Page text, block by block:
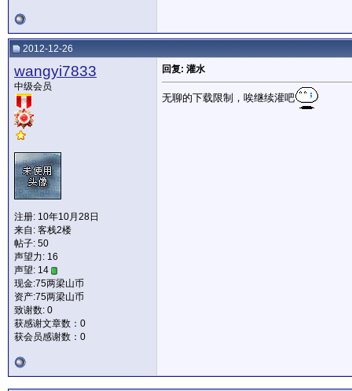
2012-12-26
wangyi7833
中级会员
注册: 10年10月28日
来自: 客栈2楼
帖子: 50
声望力: 16
声望: 14
现金:75两梁山币
资产:75两梁山币
致谢数: 0
获感谢文章数：0
获会员感谢数：0
回复: 灌水
无聊的下载限制，唉继续灌吧